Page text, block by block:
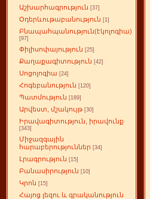
Աշխարհագրություն [37]
Օդերևութաբանություն [1]
Բնապահպանություն(էկոլոգիա)
[97]
Փիլիսոփայություն [25]
Քաղաքագիտություն [42]
Սոցոլոգիա [24]
Հոգեբանություն [120]
Պատմություն [189]
Արվեստ, մշակույթ [30]
Իրավագիտություն, իրավունք
[343]
Միջազգային
հարաբերություններ [34]
Լրագրություն [15]
Բանասիրություն [10]
Կրոն [15]
Հայոց լեզու և գրականություն